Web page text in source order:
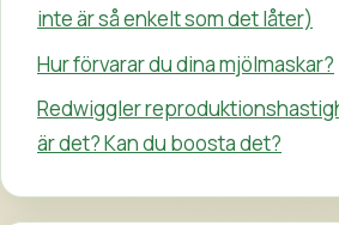
inte är så enkelt som det låter)
Hur förvarar du dina mjölmaskar?
Redwiggler
är det? Kan du boosta det?